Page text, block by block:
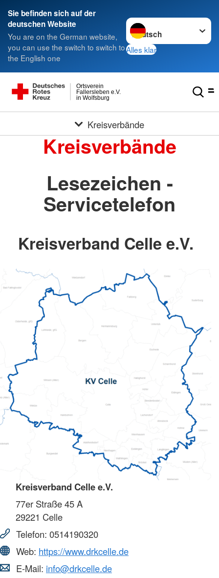
Sie befinden sich auf der
deutschen Website
You are on the German website,
you can use the switch to switch to
the English one
Sprache wechseln zu
Alles klar
in Wolfsburg
Fallersleben e.V.
Ortsverein
Kreisverbände
Kreisverbände
Lesezeichen -
Servicetelefon
Kreisverband Celle e.V.
Kreisverband Celle e.V.
77er Straße 45 A
29221 Celle
Telefon: 0514190320
Web: https://www.drkcelle.de
E-Mail: info@drkcelle.de